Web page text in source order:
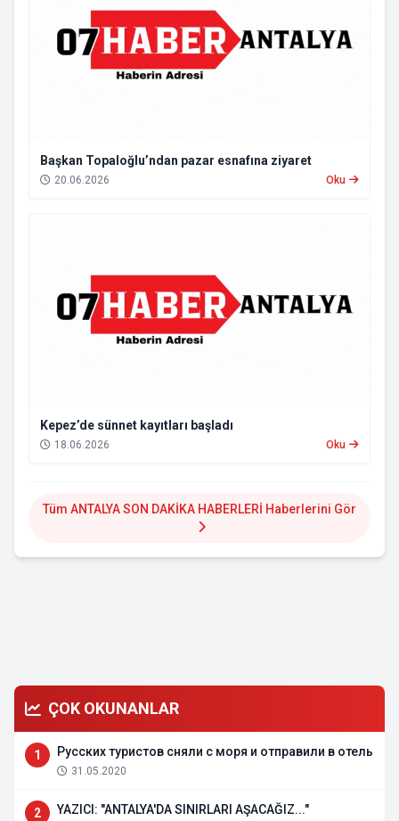
Başkan Topaloğlu’ndan pazar esnafına ziyaret
20.06.2026 Oku
Kepez’de sünnet kayıtları başladı
18.06.2026 Oku
Tüm ANTALYA SON DAKİKA HABERLERİ Haberlerini Gör
ÇOK OKUNANLAR
1 Русских туристов сняли с моря и отправили в отель
31.05.2020
2 YAZICI: "ANTALYA'DA SINIRLARI AŞACAĞIZ..."